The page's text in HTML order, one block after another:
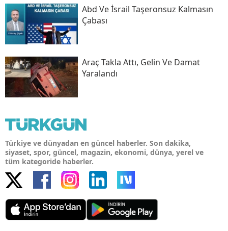
Abd Ve İsrail Taşeronsuz Kalmasın
Çabası
Araç Takla Attı, Gelin Ve Damat
Yaralandı
Türkiye ve dünyadan en güncel haberler. Son dakika,
siyaset, spor, güncel, magazin, ekonomi, dünya, yerel ve
tüm kategoride haberler.